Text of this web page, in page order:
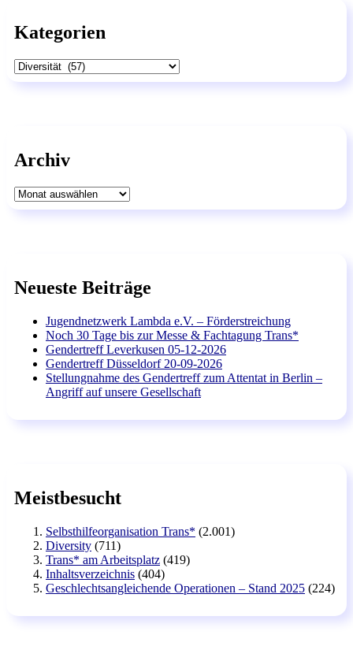
Kategorien
Kategorien
Archiv
Archiv
Neueste Beiträge
Jugendnetzwerk Lambda e.V. – Förderstreichung
Noch 30 Tage bis zur Messe & Fachtagung Trans*
Gendertreff Leverkusen 05-12-2026
Gendertreff Düsseldorf 20-09-2026
Stellungnahme des Gendertreff zum Attentat in Berlin –
Angriff auf unsere Gesellschaft
Meistbesucht
Selbsthilfeorganisation Trans* (2.001)
Diversity (711)
Trans* am Arbeitsplatz (419)
Inhaltsverzeichnis (404)
Geschlechtsangleichende Operationen – Stand 2025 (224)